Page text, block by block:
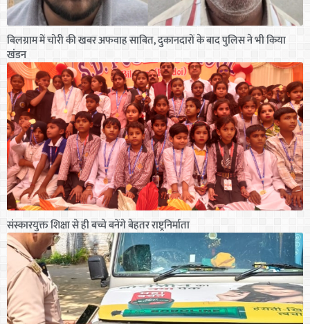
बिलग्राम में चोरी की खबर अफवाह साबित, दुकानदारों के बाद पुलिस ने भी किया
खंडन
संस्कारयुक्त शिक्षा से ही बच्चे बनेंगे बेहतर राष्ट्रनिर्माता